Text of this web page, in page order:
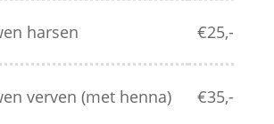
harsen €25,-
verven (met henna) €35,-